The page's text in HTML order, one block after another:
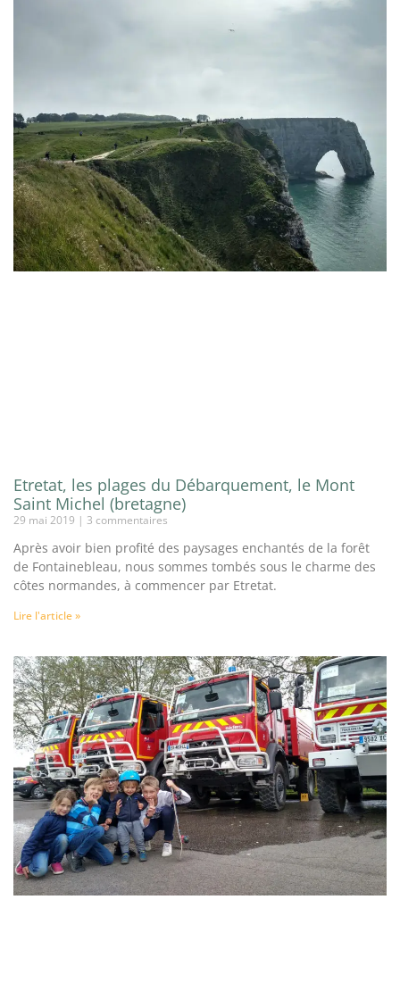
Etretat, les plages du Débarquement, le Mont
Saint Michel (bretagne)
29 mai 2019 3 commentaires
Après avoir bien profité des paysages enchantés de la forêt
de Fontainebleau, nous sommes tombés sous le charme des
côtes normandes, à commencer par Etretat.
Lire l'article »